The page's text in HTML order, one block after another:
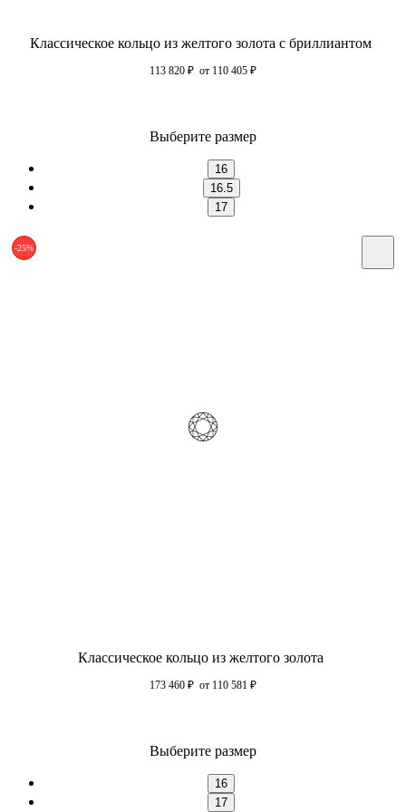
Классическое кольцо из желтого золота с бриллиантом
113 820 ₽ от 110 405 ₽
Выберите размер
16
16.5
17
-25%
Классическое кольцо из желтого золота
173 460 ₽ от 110 581 ₽
Выберите размер
16
17